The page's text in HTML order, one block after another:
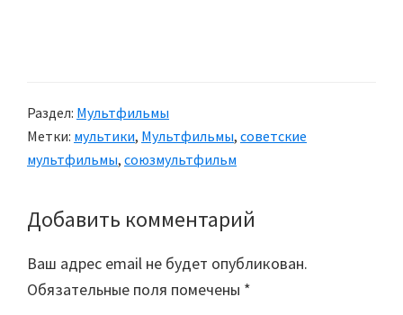
Раздел: Мультфильмы
Метки: мультики, Мультфильмы, советские
мультфильмы, союзмультфильм
Reader
Interactions
Добавить комментарий
Ваш адрес email не будет опубликован.
Обязательные поля помечены *